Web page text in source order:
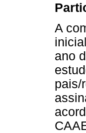
A
ano
pais/